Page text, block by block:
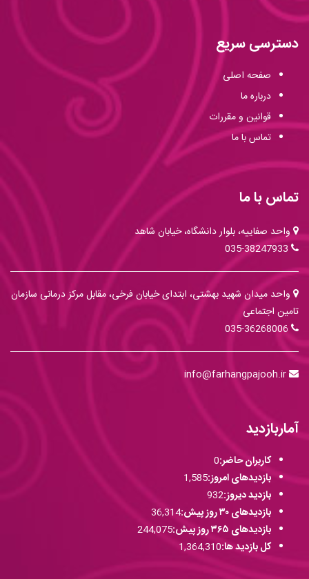
دسترسی سریع
صفحه اصلی
درباره ما
قوانین و مقررات
تماس با ما
تماس با ما
واحد صفاییه، بلوار دانشگاه، خیابان شاهد
واحد میدان شهید بهشتی، ابتدای خیابان فرخی، مقابل مرکز درمانی سازمان
تامین اجتماعی
آماربازدید
کاربران حاضر:0
بازدیدهای امروز:1,585
بازدید دیروز:932
بازدیدهای ۳۰ روز پیش:
36,314
بازدیدهای ۳۶۵ روز پیش:
244,075
کل بازدید ها:1,364,310